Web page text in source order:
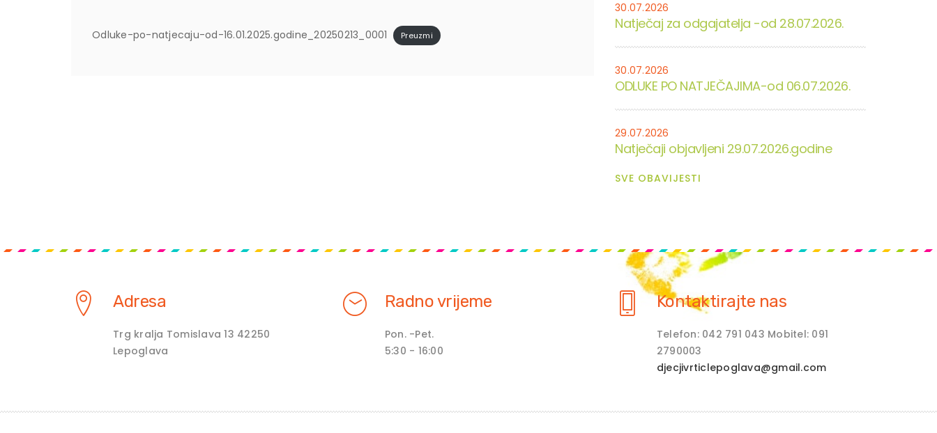
Odluke-po-natjecaju-od-16.01.2025.godine_20250213_0001 Preuzmi
30.07.2026
Natječaj za odgajatelja -od 28.07.2026.
30.07.2026
ODLUKE PO NATJEČAJIMA-od 06.07.2026.
29.07.2026
Natječaji objavljeni 29.07.2026.godine
SVE OBAVIJESTI
Adresa
Trg kralja Tomislava 13 42250
Lepoglava
Radno vrijeme
Pon. -Pet.
5:30 - 16:00
Kontaktirajte nas
Telefon: 042 791 043 Mobitel: 091
2790003
djecjivrticlepoglava@gmail.com